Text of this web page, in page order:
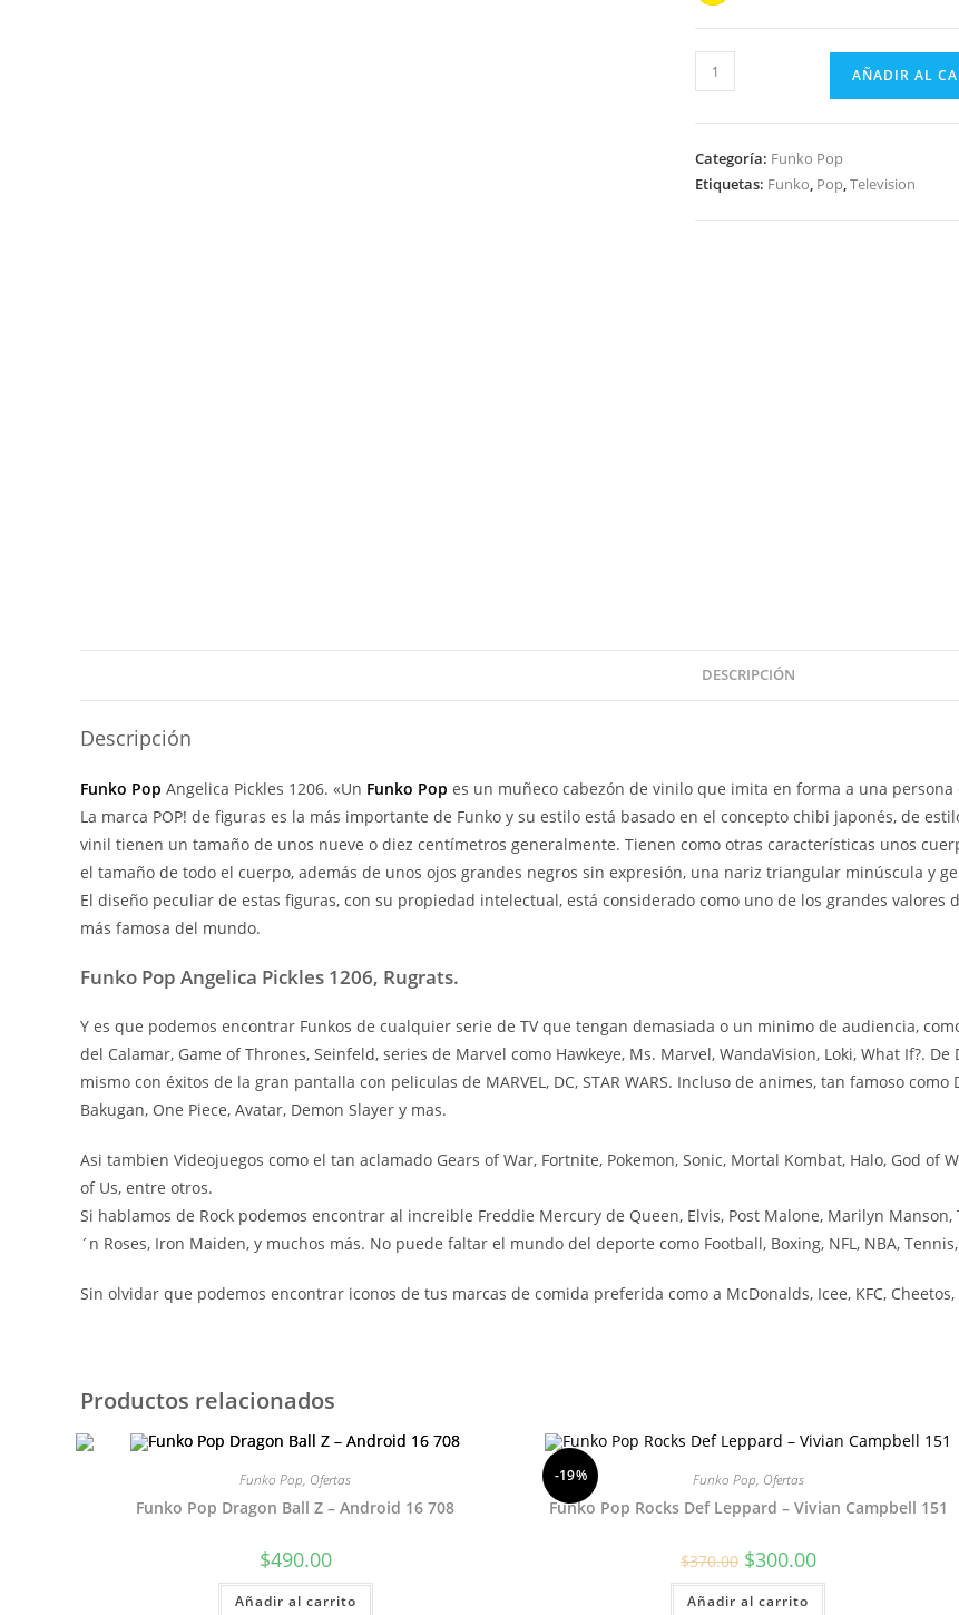
Funko
Pop
Angelica
AÑADIR AL
Categoría: Funko Pop
Etiquetas: Funko, Pop,Television
DESCRIPCIÓN
Descripción
Funko Pop Angelica Pickles 1206. «Un Funko Pop es un muñeco cabezón de vinilo que imita en forma a una persona
La marca POP! de figuras es la más importante de Funko y su estilo está basado en el concepto chibi japonés, de
vinil tienen un tamaño de unos nueve o diez centímetros generalmente. Tienen como otras características unos
el tamaño de todo el cuerpo, además de unos ojos grandes negros sin expresión, una nariz triangular minúscula y
El diseño peculiar de estas figuras, con su propiedad intelectual, está considerado como uno de los grandes valores
más famosa del mundo.
Funko Pop Angelica Pickles 1206, Rugrats.
Y es que podemos encontrar Funkos de cualquier serie de TV que tengan demasiada o un minimo de audiencia,
del Calamar, Game of Thrones, Seinfeld, series de Marvel como Hawkeye, Ms. Marvel, WandaVision, Loki, What If?.
mismo con éxitos de la gran pantalla con peliculas de MARVEL, DC, STAR WARS. Incluso de animes, tan famoso
Bakugan, One Piece, Avatar, Demon Slayer y mas.
Asi tambien Videojuegos como el tan aclamado Gears of War, Fortnite, Pokemon, Sonic, Mortal Kombat, Halo, God of
of Us, entre otros.
Si hablamos de Rock podemos encontrar al increible Freddie Mercury de Queen, Elvis, Post Malone, Marilyn Manson,
´n Roses, Iron Maiden, y muchos más. No puede faltar el mundo del deporte como Football, Boxing, NFL, NBA,
Sin olvidar que podemos encontrar iconos de tus marcas de comida preferida como a McDonalds, Icee, KFC, Cheetos,
Productos relacionados
Funko Pop, Ofertas
Funko Pop Dragon Ball Z – Android 16 708
$490.00
Añadir al carrito
-19% Funko Pop, Ofertas
Funko Pop Rocks Def Leppard – Vivian Campbell 151
$370.00 El
precio
original
era:
$300.00El
precio
actual
Añadir al carrito